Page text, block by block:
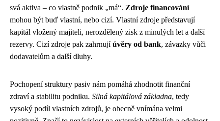
svá aktiva – co vlastně podnik „má“. Zdroje financování
mohou být buď vlastní, nebo cizí. Vlastní zdroje představují
kapitál vložený majiteli, nerozdělený zisk z minulých let a další
rezervy. Cizí zdroje pak zahrnujíúvěry od bank, závazky vůči
dodavatelům a další dluhy.
Pochopení struktury pasiv nám pomáhá zhodnotit finanční
zdraví a stabilitu podniku. Silná kapitálová základna, tedy
vysoký podíl vlastních zdrojů, je obecně vnímána velmi